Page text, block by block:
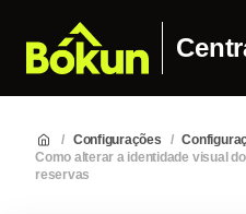
/ Configurações /
Como alterar a identidade visual
reservas